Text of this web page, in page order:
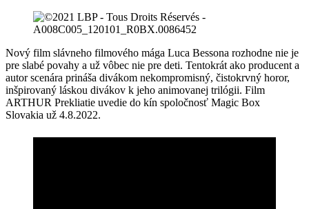
Nový film slávneho filmového mága Luca Bessona rozhodne nie je
pre slabé povahy a už vôbec nie pre deti. Tentokrát ako producent a
autor scenára prináša divákom nekompromisný, čistokrvný horor,
inšpirovaný láskou divákov k jeho animovanej trilógii. Film
ARTHUR Prekliatie uvedie do kín spoločnosť Magic Box
Slovakia už 4.8.2022.